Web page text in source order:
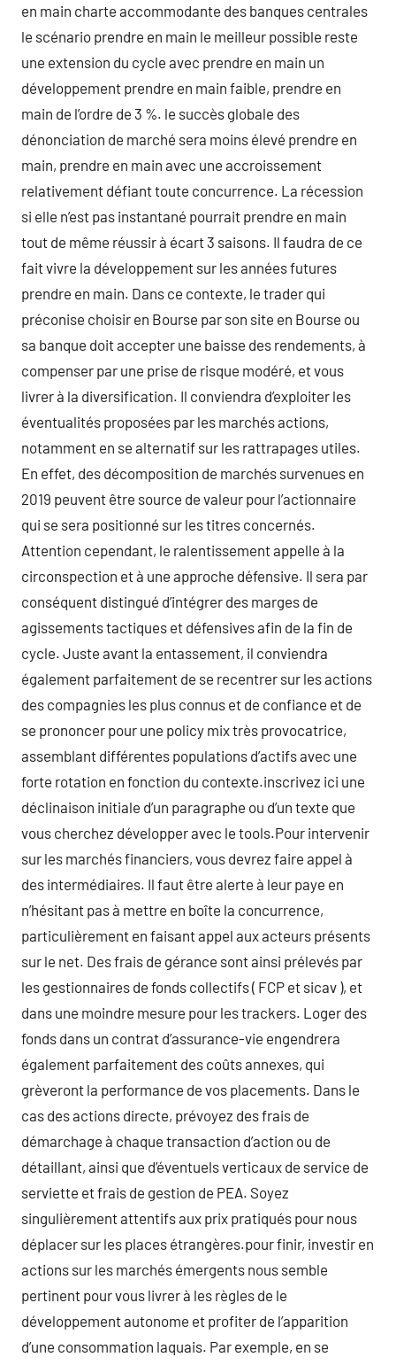
en main charte accommodante des banques centrales
le scénario prendre en main le meilleur possible reste
une extension du cycle avec prendre en main un
développement prendre en main faible, prendre en
main de l’ordre de 3 %. le succès globale des
dénonciation de marché sera moins élevé prendre en
main, prendre en main avec une accroissement
relativement défiant toute concurrence. La récession
si elle n’est pas instantané pourrait prendre en main
tout de même réussir à écart 3 saisons. Il faudra de ce
fait vivre la développement sur les années futures
prendre en main. Dans ce contexte, le trader qui
préconise choisir en Bourse par son site en Bourse ou
sa banque doit accepter une baisse des rendements, à
compenser par une prise de risque modéré, et vous
livrer à la diversification. Il conviendra d’exploiter les
éventualités proposées par les marchés actions,
notamment en se alternatif sur les rattrapages utiles.
En effet, des décomposition de marchés survenues en
2019 peuvent être source de valeur pour l’actionnaire
qui se sera positionné sur les titres concernés.
Attention cependant, le ralentissement appelle à la
circonspection et à une approche défensive. Il sera par
conséquent distingué d’intégrer des marges de
agissements tactiques et défensives afin de la fin de
cycle. Juste avant la entassement, il conviendra
également parfaitement de se recentrer sur les actions
des compagnies les plus connus et de confiance et de
se prononcer pour une policy mix très provocatrice,
assemblant différentes populations d’actifs avec une
forte rotation en fonction du contexte.inscrivez ici une
déclinaison initiale d’un paragraphe ou d’un texte que
vous cherchez développer avec le tools.Pour intervenir
sur les marchés financiers, vous devrez faire appel à
des intermédiaires. Il faut être alerte à leur paye en
n’hésitant pas à mettre en boîte la concurrence,
particulièrement en faisant appel aux acteurs présents
sur le net. Des frais de gérance sont ainsi prélevés par
les gestionnaires de fonds collectifs ( FCP et sicav ), et
dans une moindre mesure pour les trackers. Loger des
fonds dans un contrat d’assurance-vie engendrera
également parfaitement des coûts annexes, qui
grèveront la performance de vos placements. Dans le
cas des actions directe, prévoyez des frais de
démarchage à chaque transaction d’action ou de
détaillant, ainsi que d’éventuels verticaux de service de
serviette et frais de gestion de PEA. Soyez
singulièrement attentifs aux prix pratiqués pour nous
déplacer sur les places étrangères.pour finir, investir en
actions sur les marchés émergents nous semble
pertinent pour vous livrer à les règles de le
développement autonome et profiter de l’apparition
d’une consommation laquais. Par exemple, en se